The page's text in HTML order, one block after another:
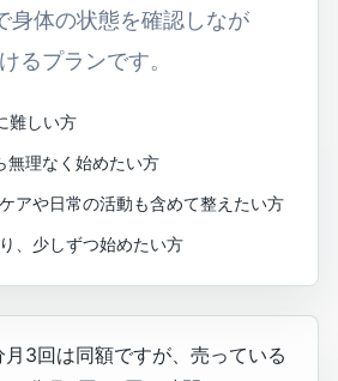
身体の状態を確認しなが
るプランです。
難しい方
無理なく始めたい方
アや日常の活動も含めて整えたい方
、少しずつ始めたい方
3回は同額ですが、売っている